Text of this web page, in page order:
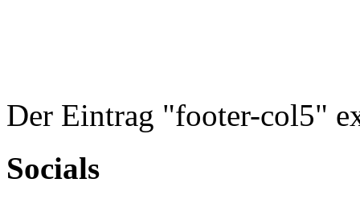
Der Eintrag "footer-col5"
Socials